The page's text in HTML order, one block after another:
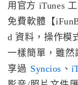
用官方 iTunes
免費軟體【
d 資料，操作模
一樣簡單，雖然
享過 Syncios 、